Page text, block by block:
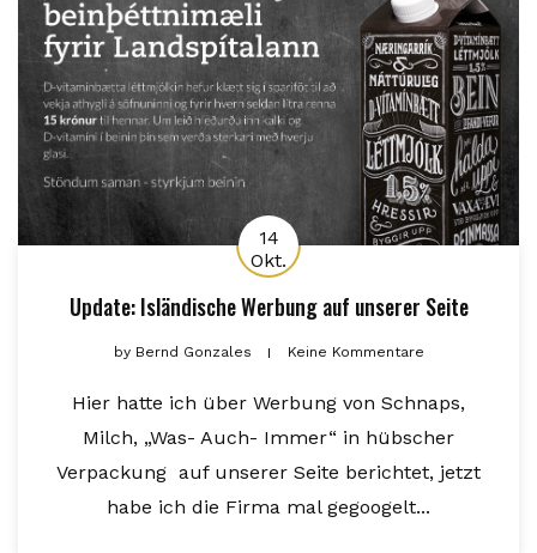
14
Okt.
Update: Isländische Werbung auf unserer Seite
byBernd Gonzales Keine Kommentare
Hier hatte ich über Werbung von Schnaps,
Milch, „Was- Auch- Immer“ in hübscher
Verpackung auf unserer Seite berichtet, jetzt
habe ich die Firma mal gegoogelt...